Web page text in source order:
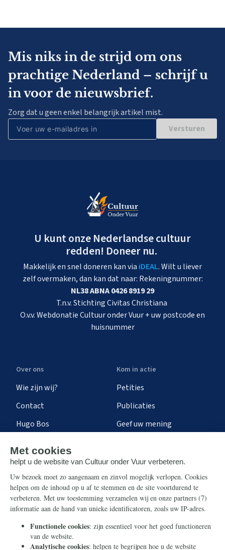
Mis niks in de strijd om ons
prachtige Nederland – schrijf u
in voor de nieuwsbrief.
Zorg dat u geen enkel belangrijk artikel mist.
Versturen
U kunt onze Nederlandse cultuur
redden! Doneer nu.
Makkelijk en snel doneren kan via iDEAL. Wilt u liever
zelf overmaken, dan kan dat naar: Rekeningnummer:
NL38 ABNA 0426 8919 29
T.n.v. Stichting Civitas Christiana
O.v.v. Webdonatie Cultuur onder Vuur + uw postcode en
huisnummer
Over ons
Wie zijn wij?
Contact
Hugo Bos
Kom in actie
Petities
Publicaties
Geef uw mening
Steun ons
Nieuwsbrief
Eenmalig
Maandelijks
Periodiek
Info
Contact
Ontvang onze Telegram-
berichten